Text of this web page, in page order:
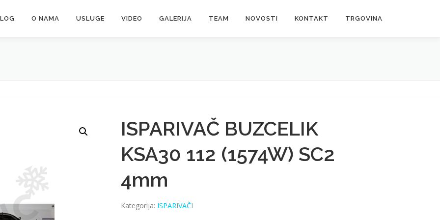
O NAMA USLUGE VIDEO GALERIJA TEAM NOVOSTI KONTAKT TRGOVINA
ISPARIVAČ BUZCELIK
KSA30 112 (1574W) SC2
4mm
Kategorija: ISPARIVAČI